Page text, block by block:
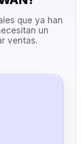
que ya han
un
ventas.